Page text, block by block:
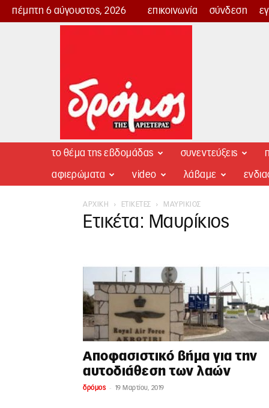
πέμπτη 6 αύγουστος, 2026 επικοινωνία σύνδεση
Δρόμος
το θέμα της εβδομάδας συνεντεύξεις
αφιερώματα video λάβαμε
ΑΡΧΙΚΉ ΕΤΙΚΈΤΕΣ ΜΑΥΡΊΚΙΟΣ
Ετικέτα: Μαυρίκιος
Αποφασιστικό βήμα για την
αυτοδιάθεση των λαών
δρόμος - 19 Μαρτίου, 2019